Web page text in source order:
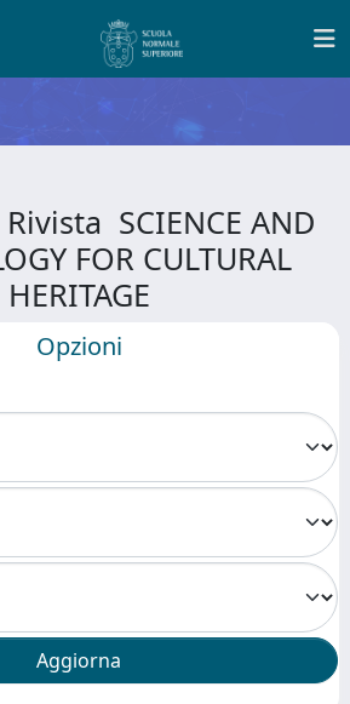
SCIENCE AND
FOR CULTURAL
HERITAGE
Opzioni